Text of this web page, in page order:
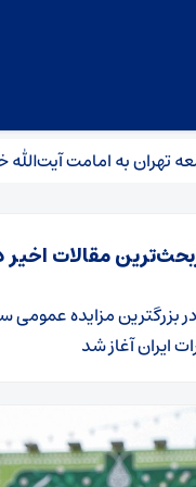
به امامت آیت‌الله خاتمی
مقالات
​بزرگترین مزایده عمومی
ایران آغاز شد